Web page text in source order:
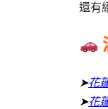
還有
➤花
➤花